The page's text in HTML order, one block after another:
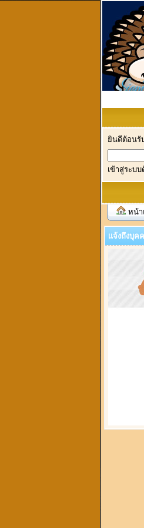
ยินดีต้อน
เข้าสู่ระบ
หน้า
แจ้งถึงบุค